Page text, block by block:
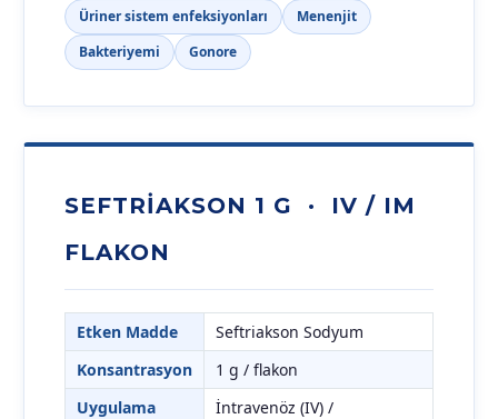
Üriner sistem enfeksiyonları
Menenjit
Bakteriyemi
Gonore
SEFTRIAKSON 1 G · IV / IM
FLAKON
Etken Madde
Seftriakson Sodyum
Konsantrasyon
1 g / flakon
Uygulama
İntravenöz (IV) /